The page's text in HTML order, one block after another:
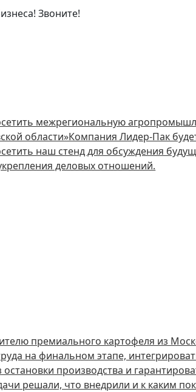
Звоните!
межрегиональную
области»Компания Лидер-Пак
наш стенд для обсуждения
деловых отношений.
премиального картофеля из
на финальном этапе,
производства и
решали, что внедрили и к каким